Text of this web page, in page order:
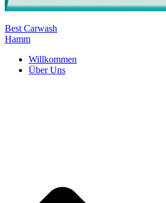
Best Carwash
Hamm
Willkommen
Über Uns